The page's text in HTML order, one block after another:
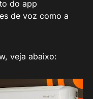
do app
de voz como a
veja abaixo: